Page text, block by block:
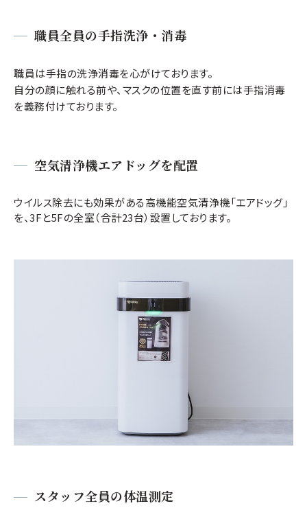
職員全員の手指洗浄・消毒
職員は手指の洗浄消毒を心がけております。
自分の顔に触れる前や、マスクの位置を直す前には手指消毒
を義務付けております。
空気清浄機エアドッグを配置
ウイルス除去にも効果がある高機能空気清浄機「エアドッグ」
を、3Fと5Fの全室（合計23台）設置しております。
スタッフ全員の体温測定